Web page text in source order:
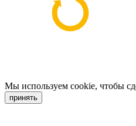
Мы используем cookie, чтобы
принять